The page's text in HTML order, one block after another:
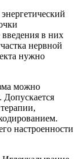
в них
нервной
нужно
можно
Допускается
настроенности